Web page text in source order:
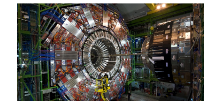
ä
r
e
n
n
d
ä
r
n
a
v
i
g
a
t
i
o
n